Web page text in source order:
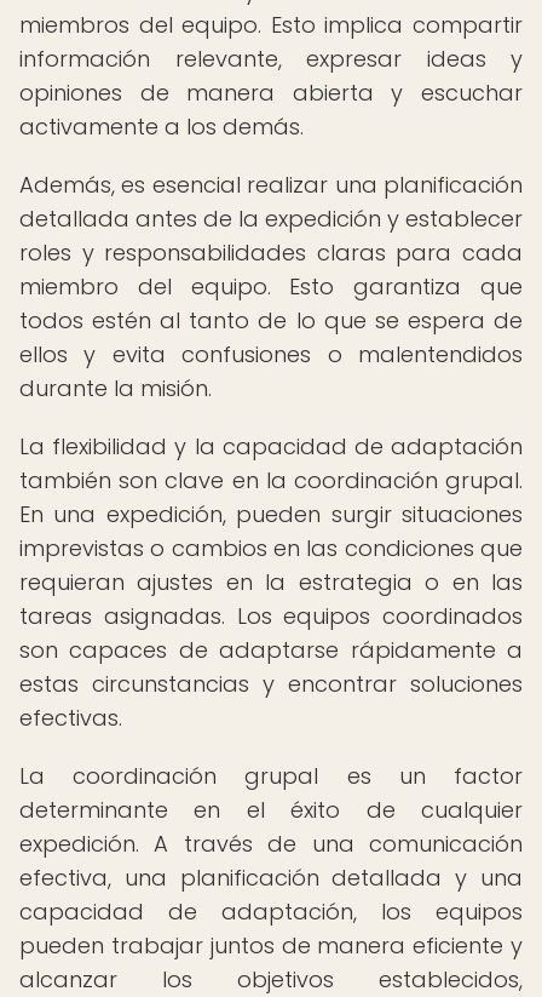
miembros del equipo. Esto implica compartir
información relevante, expresar ideas y
opiniones de manera abierta y escuchar
activamente a los demás.
Además, es esencial realizar una planificación
detallada antes de la expedición y establecer
roles y responsabilidades claras para cada
miembro del equipo. Esto garantiza que
todos estén al tanto de lo que se espera de
ellos y evita confusiones o malentendidos
durante la misión.
La flexibilidad y la capacidad de adaptación
también son clave en la coordinación grupal.
En una expedición, pueden surgir situaciones
imprevistas o cambios en las condiciones que
requieran ajustes en la estrategia o en las
tareas asignadas. Los equipos coordinados
son capaces de adaptarse rápidamente a
estas circunstancias y encontrar soluciones
efectivas.
La coordinación grupal es un factor
determinante en el éxito de cualquier
expedición. A través de una comunicación
efectiva, una planificación detallada y una
capacidad de adaptación, los equipos
pueden trabajar juntos de manera eficiente y
alcanzar los objetivos establecidos,